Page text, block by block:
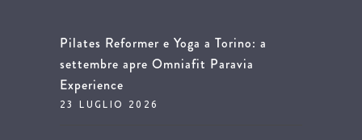
Pilates Reformer e Yoga a Torino: a
settembre apre Omniafit Paravia
Experience
23 LUGLIO 2026